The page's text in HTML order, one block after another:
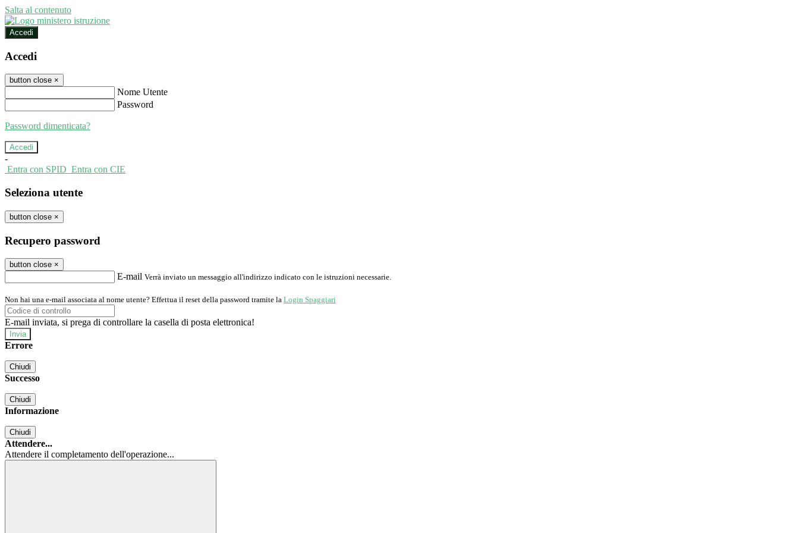
Salta al contenuto
Accedi
Accedi
button close ×
Nome Utente
Password
Password dimenticata?
-
Entra con SPID Entra con CIE
Seleziona utente
button close ×
Recupero password
button close ×
E-mail Verrà inviato un messaggio all'indirizzo indicato con le istruzioni necessarie.
Non hai una e-mail associata al nome utente? Effettua il reset della password tramite la Login Spaggiari
E-mail inviata, si prega di controllare la casella di posta elettronica!
Errore
Chiudi
Successo
Chiudi
Informazione
Chiudi
Attendere...
Attendere il completamento dell'operazione...